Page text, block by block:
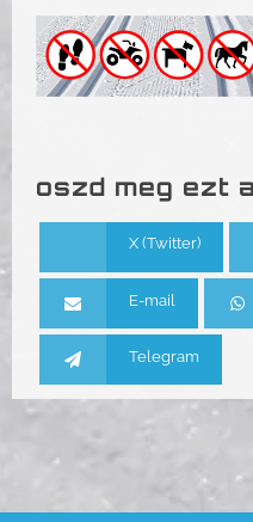
oszd meg ezt
X (Twitter)
E-mail
Telegram